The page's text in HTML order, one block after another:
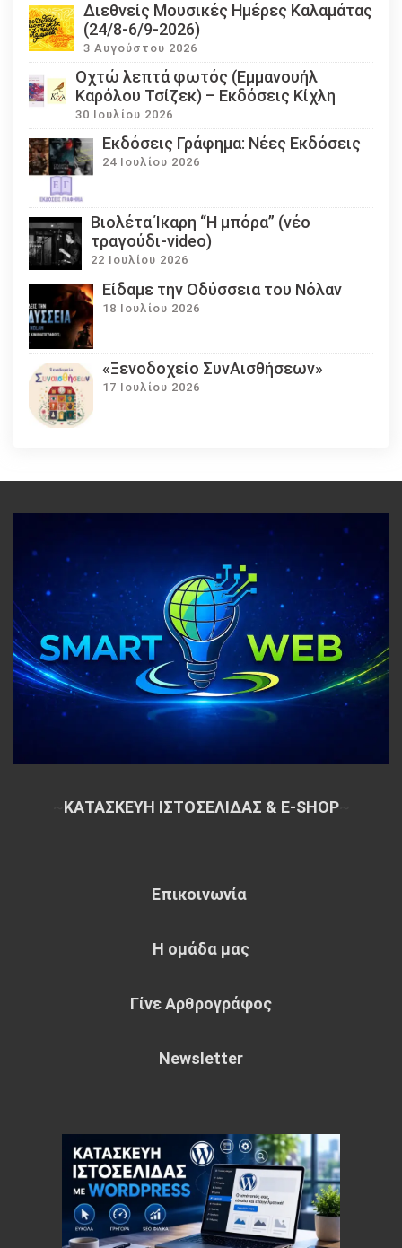
Διεθνείς Μουσικές Ημέρες Καλαμάτας
(24/8-6/9-2026)
3 Αυγούστου 2026
Οχτώ λεπτά φωτός (Εμμανουήλ
Καρόλου Τσίζεκ) – Εκδόσεις Κίχλη
30 Ιουλίου 2026
Εκδόσεις Γράφημα: Νέες Εκδόσεις
24 Ιουλίου 2026
Βιολέτα Ίκαρη “Η μπόρα” (νέο
τραγούδι-video)
22 Ιουλίου 2026
Eίδαμε την Οδύσσεια του Νόλαν
18 Ιουλίου 2026
«Ξενοδοχείο ΣυνΑισθήσεων»
17 Ιουλίου 2026
ΚΑΤΑΣΚΕΥΗ ΙΣΤΟΣΕΛΙΔΑΣ & E-SHOP~
Επικοινωνία
Η ομάδα μας
Γίνε Αρθρογράφος
Newsletter